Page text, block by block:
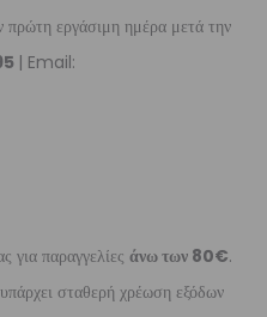
πρώτη εργάσιμη ημέρα μετά την
| Email:
για παραγγελίες άνω των 80€.
σταθερή χρέωση εξόδων